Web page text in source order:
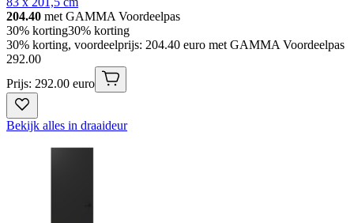
204.40 met GAMMA Voordeelpas
30% korting30% korting
30% korting, voordeelprijs: 204.40 euro met GAMMA Voordeelpas
292.00
Prijs: 292.00 euro
Bekijk alles in draaideur